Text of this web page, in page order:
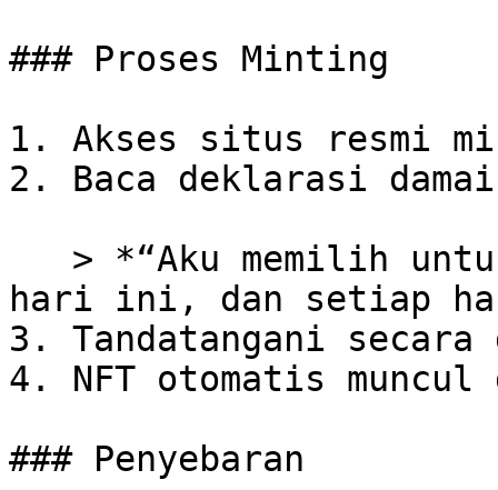
### Proses Minting
1. Akses situs resmi
2. Baca deklarasi
hari ini, dan setiap
3. Tandatangani
4. NFT otomatis
### Penyebaran